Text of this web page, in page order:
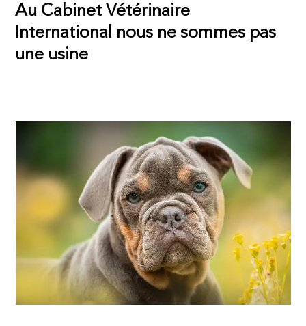
Au Cabinet Vétérinaire
International nous ne sommes pas
une usine